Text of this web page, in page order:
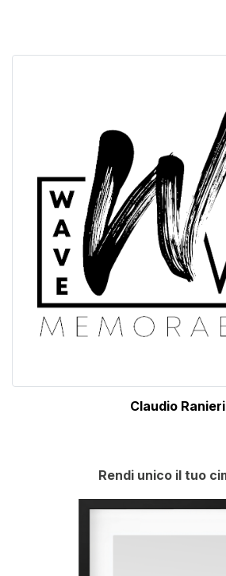
Claudio Ranieri
Rendi unico il tuo